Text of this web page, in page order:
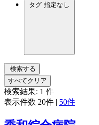
タグ 指定なし
検索する
すべてクリア
検索結果: 1 件
表示件数 20件 | 50件